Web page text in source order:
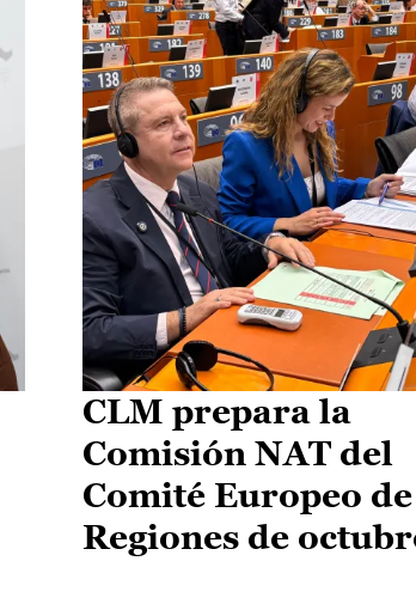
CLM prepara la
Comisión NAT del
Comité Europeo
Regiones de